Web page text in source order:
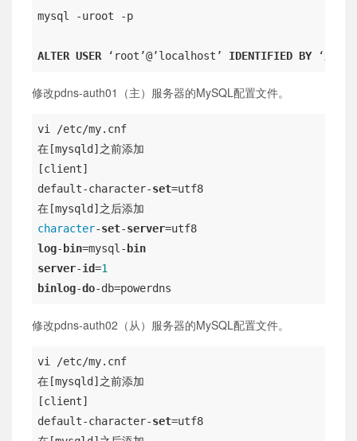
mysql -uroot -p
ALTER USER ‘root’@’localhost’ IDENTIFIED BY
修改pdns-auth01（主）服务器的MySQL配置文件。
vi /etc/my.cnf
在[mysqld]之前添加
[client]
default-character-set=utf8
character-set-server
log- bin=mysql- bin
server-id=1
binlog-do-db=powerdns
修改pdns-auth02（从）服务器的MySQL配置文件。
vi /etc/my.cnf
在[mysqld]之前添加
[client]
default-character-set=utf8